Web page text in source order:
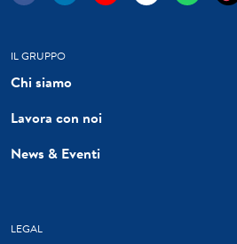
IL GRUPPO
Chi siamo
Lavora con noi
News & Eventi
LEGAL